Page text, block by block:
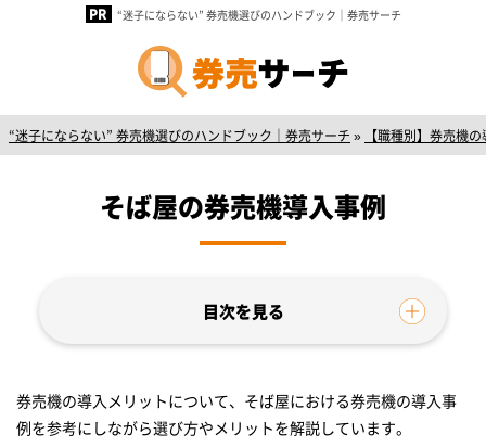
“迷子にならない” 券売機選びのハンドブック｜券売サーチ
“迷子にならない” 券売機選びのハンドブック｜券売サーチ » 【職種別】券売機
そば屋の券売機導入事例
券売機の導入メリットについて、そば屋における券売機の導入事
例を参考にしながら選び方やメリットを解説しています。